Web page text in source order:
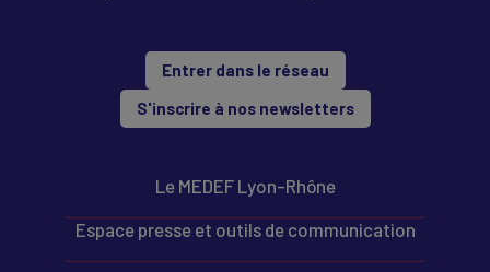
Entrer dans le réseau
S'inscrire à nos newsletters
Le MEDEF Lyon-Rhône
Espace presse et outils de communication